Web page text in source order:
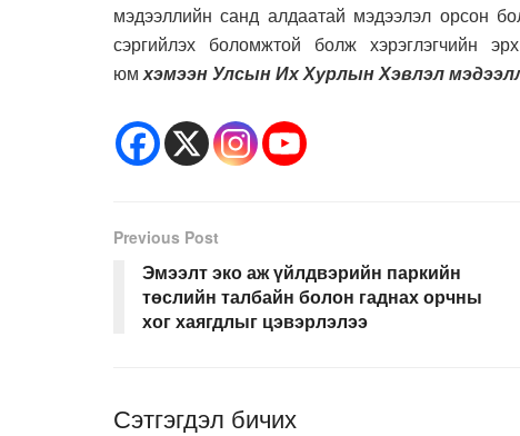
мэдээллийн санд алдаатай мэдээлэл орсон
сэргийлэх боломжтой болж хэрэглэгчийн
юмхэмээн Улсын Их Хурлын Хэвлэл
Previous Post
Эмээлт эко аж үйлдвэрийн паркийн
төслийн талбайн болон гаднах орчны
хог хаягдлыг цэвэрлэлээ
Сэтгэгдэл бичих